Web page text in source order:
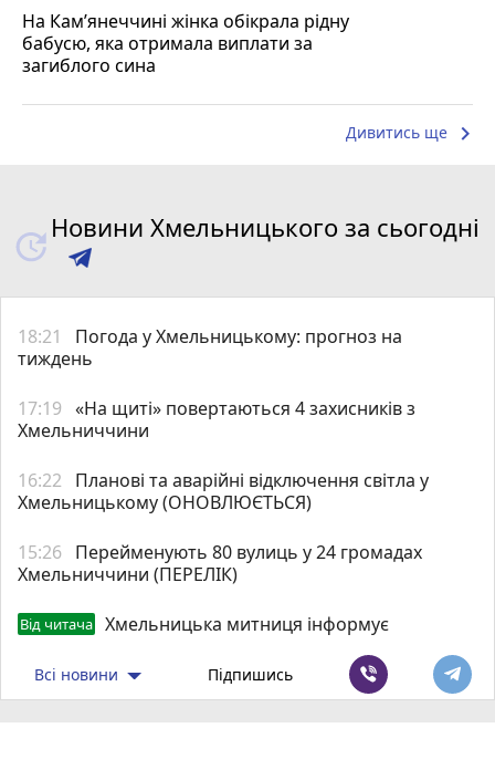
На Кам’янеччині жінка обікрала рідну
бабусю, яка отримала виплати за
загиблого сина
Дивитись ще keyboard_arrow_right
Новини Хмельницького за сьогодні
18:21
Погода у Хмельницькому: прогноз на
тиждень
17:19 «На щиті» повертаються 4 захисників з
Хмельниччини
16:22
Планові та аварійні відключення світла у
Хмельницькому (ОНОВЛЮЄТЬСЯ)
15:26 Перейменують 80 вулиць у 24 громадах
Хмельниччини (ПЕРЕЛІК)
Від читача Хмельницька митниця інформує
Всі новини Підпишись